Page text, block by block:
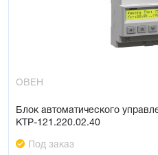
ОВЕН
Блок автоматического
КТР-121.220.02.40
Под заказ